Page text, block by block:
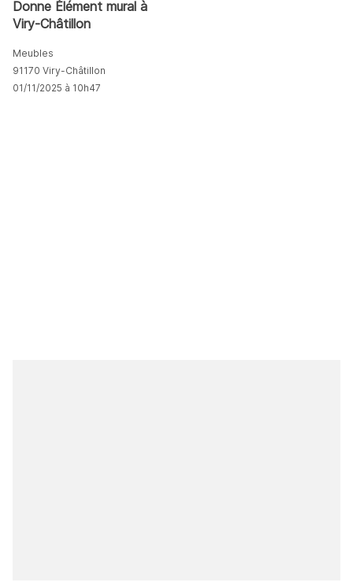
Donne Élément mural à
Viry-Châtillon
Meubles
91170 Viry-Châtillon
01/11/2025 à 10h47